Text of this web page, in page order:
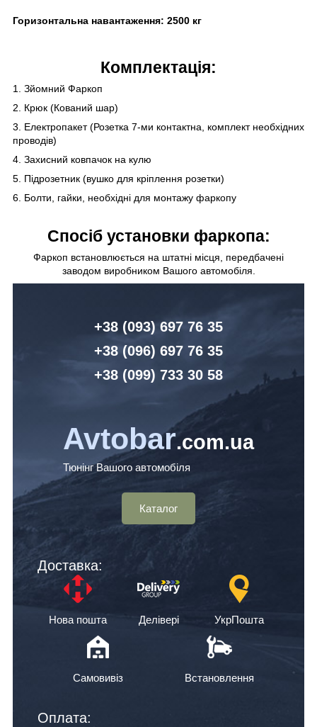
Горизонтальна навантаження: 2500 кг
Комплектація:
1. Зйомний Фаркоп
2. Крюк (Кований шар)
3. Електропакет (Розетка 7-ми контактна, комплект необхідних
проводів)
4. Захисний ковпачок на кулю
5. Підрозетник (вушко для кріплення розетки)
6. Болти, гайки, необхідні для монтажу фаркопу
Спосіб установки фаркопа:
Фаркоп встановлюється на штатні місця, передбачені
заводом виробником Вашого автомобіля.
+38 (093) 697 76 35
+38 (096) 697 76 35
+38 (099) 733 30 58
Avtobar.com.ua
Тюнінг Вашого автомобіля
Каталог
Доставка:
Нова пошта Делівері УкрПошта
Самовивіз Встановлення
Оплата: